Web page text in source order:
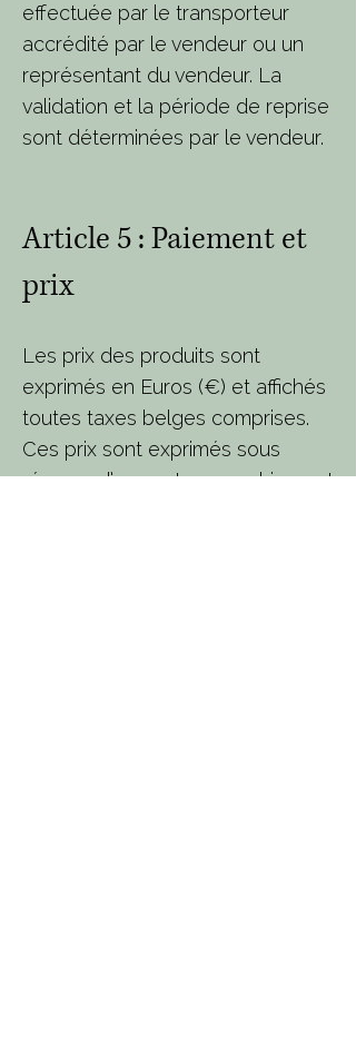
effectuée par le transporteur
accrédité par le vendeur ou un
représentant du vendeur. La
validation et la période de reprise
sont déterminées par le vendeur.
Article 5 : Paiement et
prix
Les prix des produits sont
exprimés en Euros (€) et affichés
toutes taxes belges comprises.
Ces prix sont exprimés sous
réserve d’erreur typographique et